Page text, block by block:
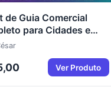
de Guia Comercial
para Cidades e
2026
Ver Produto